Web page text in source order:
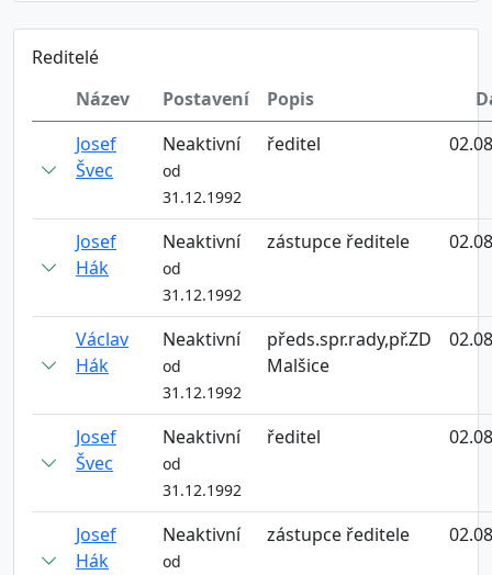
Reditelé
Název
Postavení Popis
Josef
Švec
Neaktivní
od
31.12.1992
ředitel
Josef
Hák
Neaktivní
od
31.12.1992
zástupce ředitele
Václav
Hák
Neaktivní
od
31.12.1992
předs.spr.rady,př.ZD
Malšice
Josef
Švec
Neaktivní
od
31.12.1992
ředitel
Josef
Hák
Neaktivní
od
zástupce ředitele